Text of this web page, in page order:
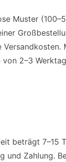
Muster
2–3
beträgt 7–15
und Zahlung.